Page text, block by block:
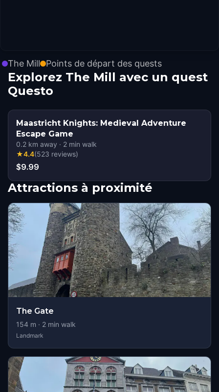
The Mill Points de départ des quests
Explorez The Mill avec un quest
Questo
Maastricht Knights: Medieval Adventure
Escape Game
0.2 km away · 2 min walk
★4.4(523 reviews)
$9.99
Attractions à proximité
The Gate
154 m · 2 min walk
Landmark